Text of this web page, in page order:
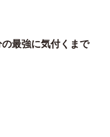
最強に気付くまで